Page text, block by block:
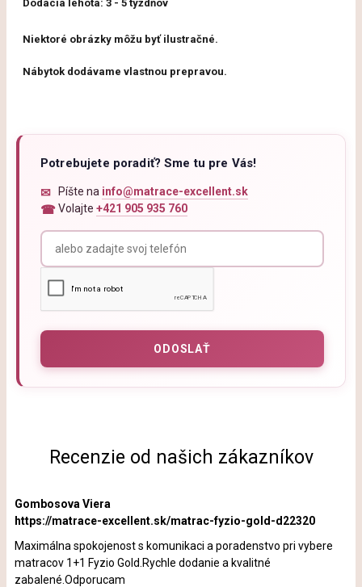
Dodacia lehota: 3 - 5 týždňov
Niektoré obrázky môžu byť ilustračné.
Nábytok dodávame vlastnou prepravou.
Potrebujete poradiť? Sme tu pre Vás!
Píšte na info@matrace-excellent.sk
Volajte +421 905 935 760
Recenzie od našich zákazníkov
Gombosova Viera
https://matrace-excellent.sk/matrac-fyzio-gold-d22320
Maximálna spokojenost s komunikaci a poradenstvo pri vybere
matracov 1+1 Fyzio Gold.Rychle dodanie a kvalitné
zabalené.Odporucam